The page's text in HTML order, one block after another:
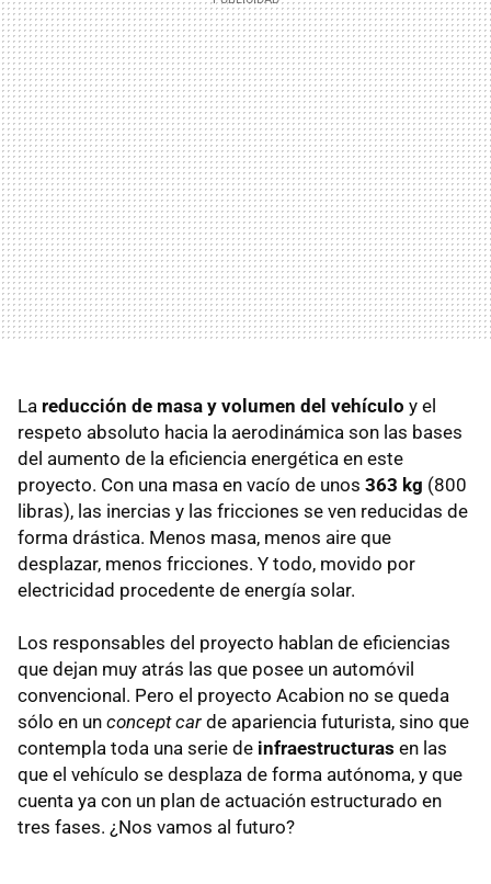
La reducción de masa y volumen del vehículo y el
respeto absoluto hacia la aerodinámica son las bases
del aumento de la eficiencia energética en este
proyecto. Con una masa en vacío de unos 363 kg (800
libras), las inercias y las fricciones se ven reducidas de
forma drástica. Menos masa, menos aire que
desplazar, menos fricciones. Y todo, movido por
electricidad procedente de energía solar.
Los responsables del proyecto hablan de eficiencias
que dejan muy atrás las que posee un automóvil
convencional. Pero el proyecto Acabion no se queda
sólo en un concept car de apariencia futurista, sino que
contempla toda una serie de infraestructuras en las
que el vehículo se desplaza de forma autónoma, y que
cuenta ya con un plan de actuación estructurado en
tres fases. ¿Nos vamos al futuro?